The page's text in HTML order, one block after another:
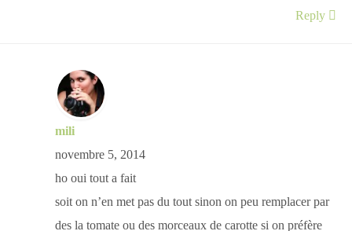
Reply
mili
novembre 5, 2014
ho oui tout a fait
soit on n’en met pas du tout sinon on peu remplacer par
des la tomate ou des morceaux de carotte si on préfère